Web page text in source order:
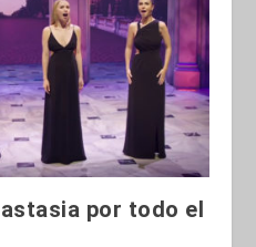
por todo el